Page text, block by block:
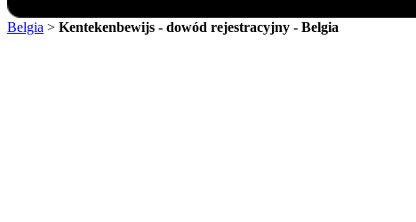
Belgia > Kentekenbewijs - dowód rejestracyjny - Belgia